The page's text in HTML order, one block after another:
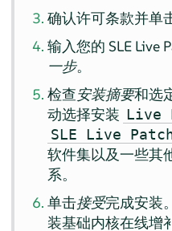
确认许可条款并单
输入您的 SLE Live
一步。
检查安装摘要和选
动选择安装 Live
SLE Live
软件集以及一些其
系。
单击接受完成安装
装基础内核在线增